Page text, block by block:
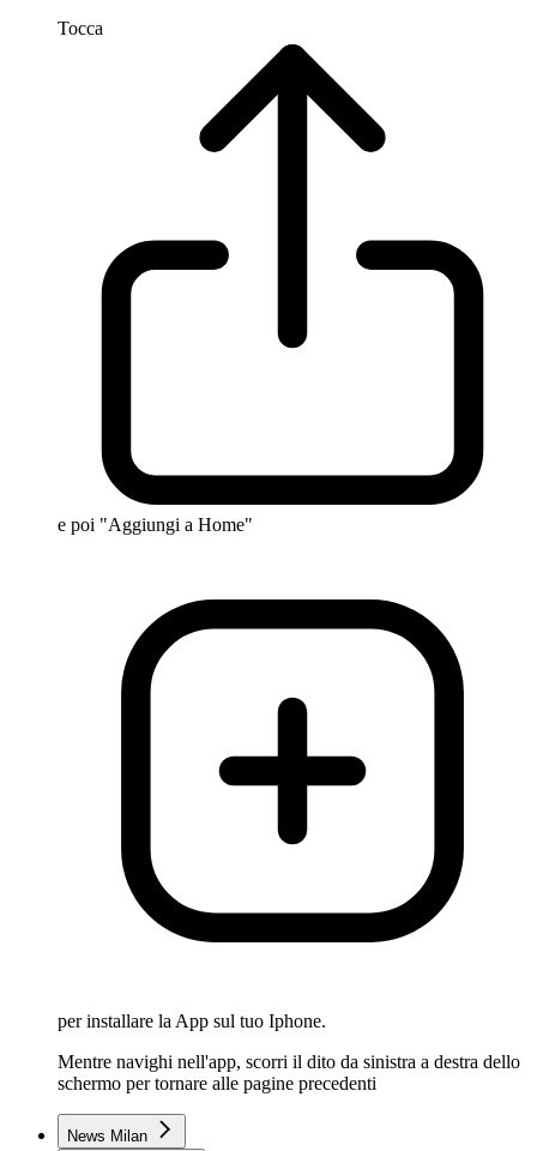
Tocca
e poi "Aggiungi a Home"
per installare la App sul tuo Iphone.
Mentre navighi nell'app, scorri il dito da sinistra a destra dello
schermo per tornare alle pagine precedenti
News Milan